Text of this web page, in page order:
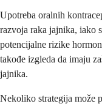
Upotreba oralnih
razvoja raka jajnika, iako
potencijalne rizike
takođe izgleda da imaju
jajnika.
Nekoliko strategija može